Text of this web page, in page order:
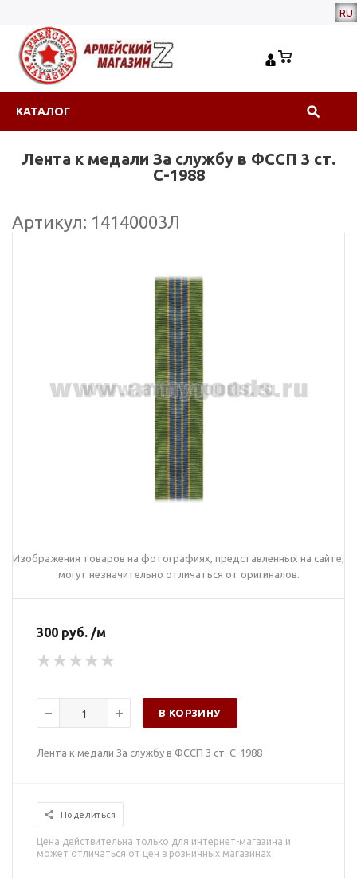
RU
КАТАЛОГ
Лента к медали За службу в ФССП 3 ст.
С-1988
Артикул: 14140003Л
Изображения товаров на фотографиях, представленных на сайте,
могут незначительно отличаться от оригиналов.
300 руб. /м
В КОРЗИНУ
Лента к медали За службу в ФССП 3 ст. С-1988
Поделиться
Цена действительна только для интернет-магазина и
может отличаться от цен в розничных магазинах